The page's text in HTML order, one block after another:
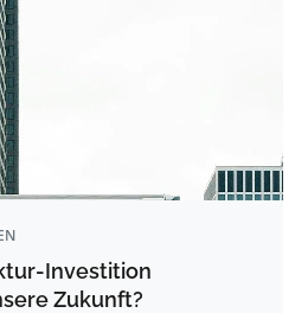
Investition
Zukunft?